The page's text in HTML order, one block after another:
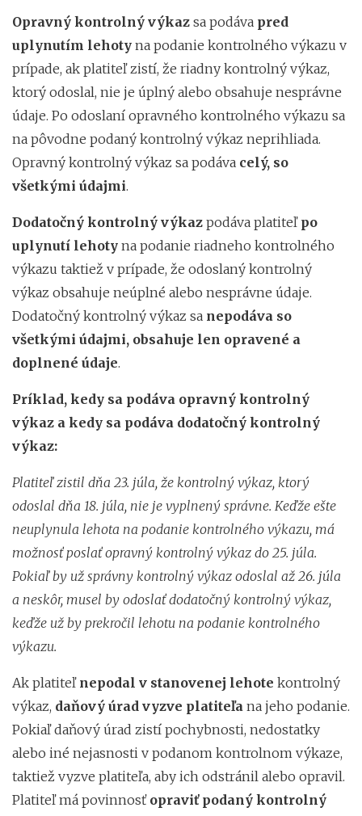
Opravný kontrolný výkaz sa podáva pred
uplynutím lehoty na podanie kontrolného výkazu v
prípade, ak platiteľ zistí, že riadny kontrolný výkaz,
ktorý odoslal, nie je úplný alebo obsahuje nesprávne
údaje. Po odoslaní opravného kontrolného výkazu sa
na pôvodne podaný kontrolný výkaz neprihliada.
Opravný kontrolný výkaz sa podáva celý, so
všetkými údajmi.
Dodatočný kontrolný výkaz podáva platiteľ po
uplynutí lehoty na podanie riadneho kontrolného
výkazu taktiež v prípade, že odoslaný kontrolný
výkaz obsahuje neúplné alebo nesprávne údaje.
Dodatočný kontrolný výkaz sa nepodáva so
všetkými údajmi, obsahuje len opravené a
doplnené údaje.
Príklad, kedy sa podáva opravný kontrolný
výkaz a kedy sa podáva dodatočný kontrolný
výkaz:
Platiteľ zistil dňa 23. júla, že kontrolný výkaz, ktorý
odoslal dňa 18. júla, nie je vyplnený správne. Keďže ešte
neuplynula lehota na podanie kontrolného výkazu, má
možnosť poslať opravný kontrolný výkaz do 25. júla.
Pokiaľ by už správny kontrolný výkaz odoslal až 26. júla
a neskôr, musel by odoslať dodatočný kontrolný výkaz,
keďže už by prekročil lehotu na podanie kontrolného
výkazu.
Ak platiteľ nepodal v stanovenej lehote kontrolný
výkaz, daňový úrad vyzve platiteľa na jeho podanie.
Pokiaľ daňový úrad zistí pochybnosti, nedostatky
alebo iné nejasnosti v podanom kontrolnom výkaze,
taktiež vyzve platiteľa, aby ich odstránil alebo opravil.
Platiteľ má povinnosť opraviť podaný kontrolný